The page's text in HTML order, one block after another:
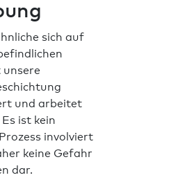
sich auf
unsere
und arbeitet
Es ist kein
involviert
keine Gefahr
dar.